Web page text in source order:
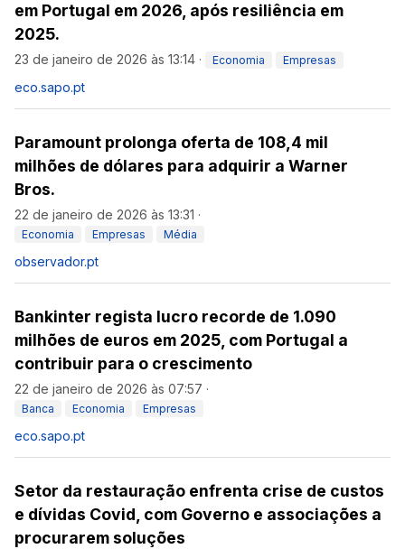
em Portugal em 2026, após resiliência em
2025.
23 de janeiro de 2026 às 13:14 · Economia Empresas
eco.sapo.pt
Paramount prolonga oferta de 108,4 mil
milhões de dólares para adquirir a Warner
Bros.
22 de janeiro de 2026 às 13:31 ·
Economia Empresas Média
observador.pt
Bankinter regista lucro recorde de 1.090
milhões de euros em 2025, com Portugal a
contribuir para o crescimento
22 de janeiro de 2026 às 07:57 ·
Banca Economia Empresas
eco.sapo.pt
Setor da restauração enfrenta crise de custos
e dívidas Covid, com Governo e associações a
procurarem soluções